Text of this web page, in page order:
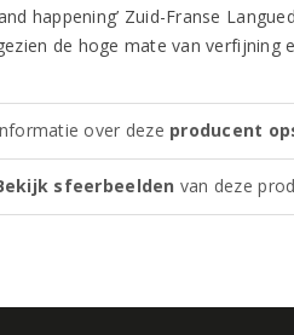
happening’ Zuid-Franse
de hoge mate van verfijning
over deze producent
sfeerbeelden van deze